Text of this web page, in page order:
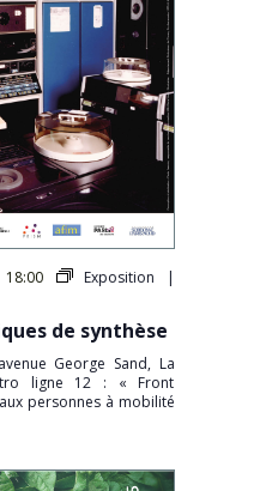
18:00
Exposition |
de synthèse
George Sand, La
ligne 12 : « Front
personnes à mobilité